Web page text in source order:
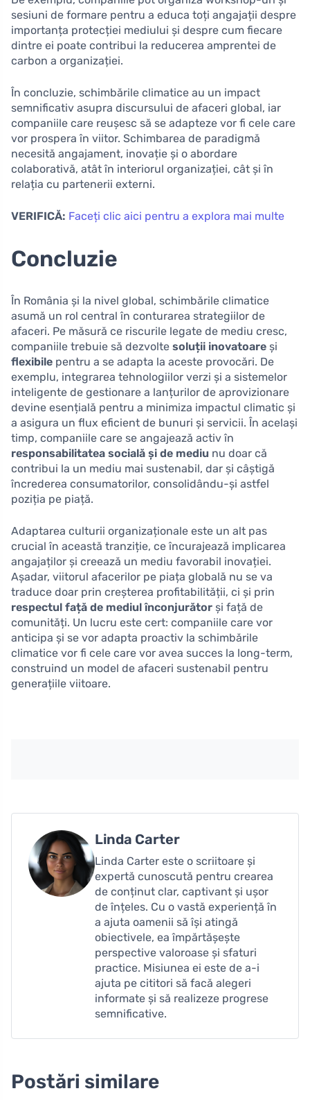
sesiuni de formare pentru a educa toți angajații despre
importanța protecției mediului și despre cum fiecare
dintre ei poate contribui la reducerea amprentei de
carbon a organizației.
În concluzie, schimbările climatice au un impact
semnificativ asupra discursului de afaceri global, iar
companiile care reușesc să se adapteze vor fi cele care
vor prospera în viitor. Schimbarea de paradigmă
necesită angajament, inovație și o abordare
colaborativă, atât în interiorul organizației, cât și în
relația cu partenerii externi.
VERIFICĂ: Faceți clic aici pentru a explora mai multe
Concluzie
În România și la nivel global, schimbările climatice
asumă un rol central în conturarea strategiilor de
afaceri. Pe măsură ce riscurile legate de mediu cresc,
companiile trebuie să dezvolte soluții inovatoare și
flexibile pentru a se adapta la aceste provocări. De
exemplu, integrarea tehnologiilor verzi și a sistemelor
inteligente de gestionare a lanțurilor de aprovizionare
devine esențială pentru a minimiza impactul climatic și
a asigura un flux eficient de bunuri și servicii. În același
timp, companiile care se angajează activ în
responsabilitatea socială și de mediu nu doar că
contribui la un mediu mai sustenabil, dar și câștigă
încrederea consumatorilor, consolidându-și astfel
poziția pe piață.
Adaptarea culturii organizaționale este un alt pas
crucial în această tranziție, ce încurajează implicarea
angajaților și creează un mediu favorabil inovației.
Așadar, viitorul afacerilor pe piața globală nu se va
traduce doar prin creșterea profitabilității, ci și prin
respectul față de mediul înconjurător și față de
comunități. Un lucru este cert: companiile care vor
anticipa și se vor adapta proactiv la schimbările
climatice vor fi cele care vor avea succes la long-term,
construind un model de afaceri sustenabil pentru
generațiile viitoare.
Linda Carter
Linda Carter este o scriitoare și
expertă cunoscută pentru crearea
de conținut clar, captivant și ușor
de înțeles. Cu o vastă experiență în
a ajuta oamenii să își atingă
obiectivele, ea împărtășește
perspective valoroase și sfaturi
practice. Misiunea ei este de a-i
ajuta pe cititori să facă alegeri
informate și să realizeze progrese
semnificative.
Postări similare